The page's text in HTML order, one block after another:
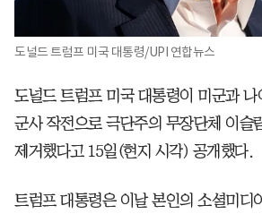
도널드 트럼프 미국 대통령/UPI 연합뉴스
도널드 트럼프 미국 대통령이 미군과
군사 작전으로 극단주의 무장단체 이슬
제거했다고 15일(현지 시각) 공개했다.
트럼프 대통령은 이날 본인의 소셜미디